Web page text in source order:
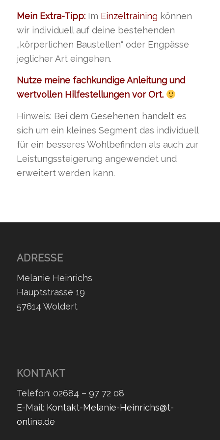
Mein Extra-Tipp:Im Einzeltraining können
wir individuell auf deine bestehenden
„körperlichen Baustellen“ oder Engpässe
jeglicher Art eingehen.
Nutze meine fachkundige Anleitung und
wertvollen Hilfestellungen vor Ort.
Hinweis: Bei dem Gesehenen handelt es
sich um ein kleines Segment das individuell
für ein besseres Wohlbefinden als auch zur
Leistungssteigerung angewendet und
erweitert werden kann.
ADRESSE
Melanie Heinrichs
Hauptstrasse 19
57614 Woldert
KONTAKT
Telefon: 02684 – 97 72 08
E-Mail: Kontakt-Melanie-Heinrichs@t-
online.de